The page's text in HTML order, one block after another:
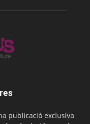
publicació exclusiva